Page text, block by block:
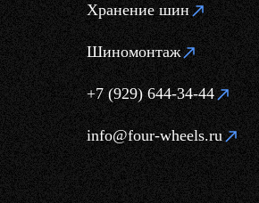
Хранение шин
Шиномонтаж
+7 (929) 644-34-44
info@four-wheels.ru